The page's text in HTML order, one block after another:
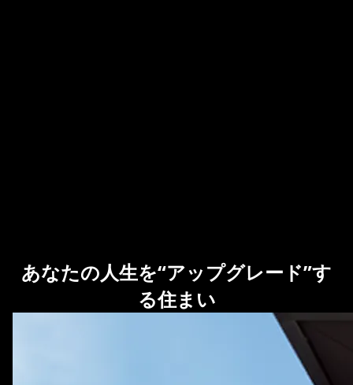
あなたの人生を“アップグレード”す
る住まい